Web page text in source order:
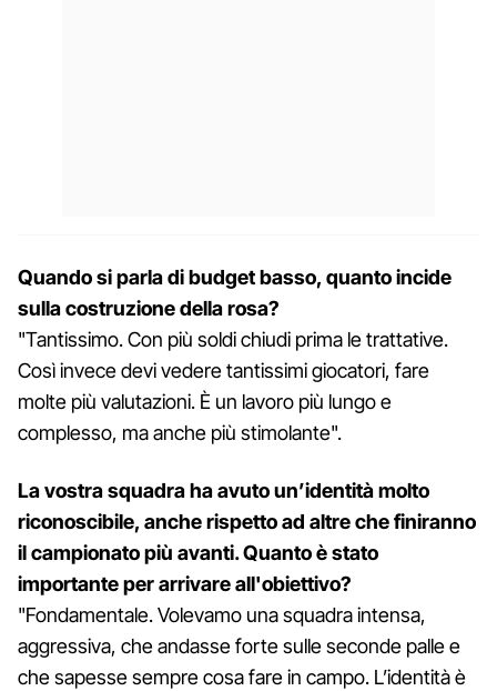
Quando si parla di budget basso, quanto incide
sulla costruzione della rosa?
"Tantissimo. Con più soldi chiudi prima le trattative.
Così invece devi vedere tantissimi giocatori, fare
molte più valutazioni. È un lavoro più lungo e
complesso, ma anche più stimolante".
La vostra squadra ha avuto un’identità molto
riconoscibile, anche rispetto ad altre che finiranno
il campionato più avanti. Quanto è stato
importante per arrivare all'obiettivo?
"Fondamentale. Volevamo una squadra intensa,
aggressiva, che andasse forte sulle seconde palle e
che sapesse sempre cosa fare in campo. L’identità è